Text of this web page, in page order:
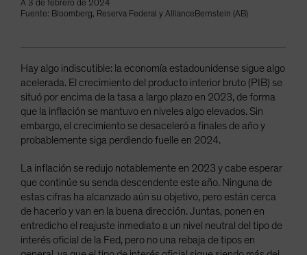
A 3 de febrero de 2024
Fuente: Bloomberg, Reserva Federal y AllianceBernstein (AB)
Hay algo indiscutible: la economía estadounidense sigue algo
acelerada. El crecimiento del producto interior bruto (PIB) se
situó por encima de la tasa a largo plazo en 2023, de forma
que la inflación se mantuvo en niveles algo elevados. Sin
embargo, el crecimiento se desaceleró a finales de año y
probablemente siga perdiendo fuelle en 2024.
La inflación se redujo notablemente en 2023 y cabe esperar
que continúe su senda descendente este año. Ninguna de
estas cifras ha alcanzado aún su objetivo, pero están cerca
de hacerlo y van en la buena dirección. Juntas, ponen en
entredicho el reajuste inmediato a un nivel neutral del tipo de
interés oficial de la Fed, pero no una rebaja de tipos en